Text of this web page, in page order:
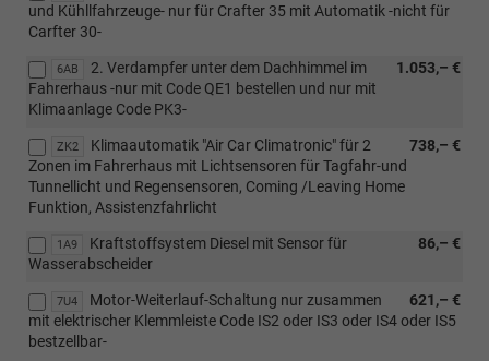
und Kühllfahrzeuge- nur für Crafter 35 mit Automatik -nicht für
Carfter 30-
6AB 1.053,– €
2. Verdampfer unter dem Dachhimmel im
Fahrerhaus -nur mit Code QE1 bestellen und nur mit
Klimaanlage Code PK3-
ZK2 738,– €
Klimaautomatik "Air Car Climatronic" für 2
Zonen im Fahrerhaus mit Lichtsensoren für Tagfahr-und
Tunnellicht und Regensensoren, Coming /Leaving Home
Funktion, Assistenzfahrlicht
1A9 86,– €
Kraftstoffsystem Diesel mit Sensor für
Wasserabscheider
7U4 621,– €
Motor-Weiterlauf-Schaltung nur zusammen
mit elektrischer Klemmleiste Code IS2 oder IS3 oder IS4 oder IS5
bestzellbar-